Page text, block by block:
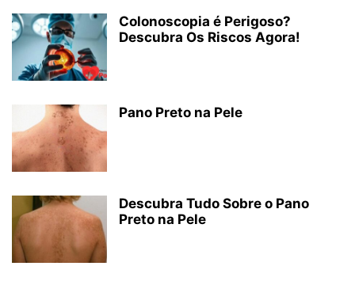
Colonoscopia é Perigoso?
Descubra Os Riscos Agora!
Pano Preto na Pele
Descubra Tudo Sobre o Pano
Preto na Pele